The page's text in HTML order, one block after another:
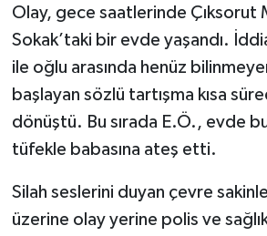
Olay, gece saatlerinde Çıksorut
Sokak’taki bir evde yaşandı.
ile oğlu arasında henüz
başlayan sözlü tartışma kısa
dönüştü. Bu sırada E.Ö., evde
tüfekle babasına ateş etti.
Silah seslerini duyan çevre
üzerine olay yerine polis ve